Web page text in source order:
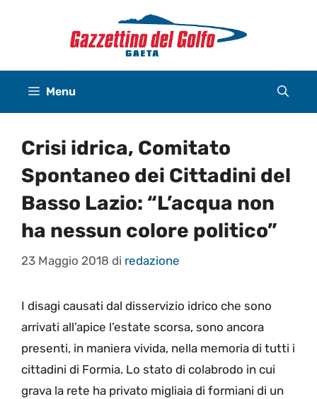
Menu
Crisi idrica, Comitato
Spontaneo dei Cittadini del
Basso Lazio: “L’acqua non
ha nessun colore politico”
23 Maggio 2018 di redazione
I disagi causati dal disservizio idrico che sono
arrivati all’apice l’estate scorsa, sono ancora
presenti, in maniera vivida, nella memoria di tutti i
cittadini di Formia. Lo stato di colabrodo in cui
grava la rete ha privato migliaia di formiani di un